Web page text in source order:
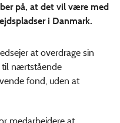
på, at det vil være med
i Danmark.
at overdrage sin
til nærtstående
fond, uden at
medarbejdere at